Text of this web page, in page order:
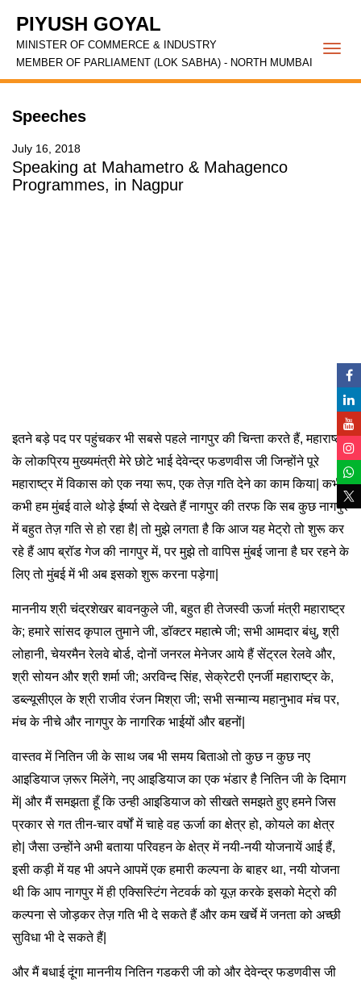
PIYUSH GOYAL
MINISTER OF COMMERCE & INDUSTRY
MEMBER OF PARLIAMENT (LOK SABHA) - NORTH MUMBAI
Speeches
July 16, 2018
Speaking at Mahametro & Mahagenco
Programmes, in Nagpur
इतने बड़े पद पर पहुंचकर भी सबसे पहले नागपुर की चिन्ता करते हैं, महाराष्ट्र
के लोकप्रिय मुख्यमंत्री मेरे छोटे भाई देवेन्द्र फडणवीस जी जिन्होंने पूरे
महाराष्ट्र में विकास को एक नया रूप, एक तेज़ गति देने का काम किया| कभी-
कभी हम मुंबई वाले थोड़े ईर्ष्या से देखते हैं नागपुर की तरफ कि सब कुछ नागपुर
में बहुत तेज़ गति से हो रहा है| तो मुझे लगता है कि आज यह मेट्रो तो शुरू कर
रहे हैं आप ब्रॉड गेज की नागपुर में, पर मुझे तो वापिस मुंबई जाना है घर रहने के
लिए तो मुंबई में भी अब इसको शुरू करना पड़ेगा|
माननीय श्री चंद्रशेखर बावनकुले जी, बहुत ही तेजस्वी ऊर्जा मंत्री महाराष्ट्र
के; हमारे सांसद कृपाल तुमाने जी, डॉक्टर महात्मे जी; सभी आमदार बंधु, श्री
लोहानी, चेयरमैन रेलवे बोर्ड, दोनों जनरल मेनेजर आये हैं सेंट्रल रेलवे और,
श्री सोयन और श्री शर्मा जी; अरविन्द सिंह, सेक्रेटरी एनर्जी महाराष्ट्र के,
डब्ल्यूसीएल के श्री राजीव रंजन मिश्रा जी; सभी सन्मान्य महानुभाव मंच पर,
मंच के नीचे और नागपुर के नागरिक भाईयों और बहनों|
वास्तव में नितिन जी के साथ जब भी समय बिताओ तो कुछ न कुछ नए
आइडियाज ज़रूर मिलेंगे, नए आइडियाज का एक भंडार है नितिन जी के दिमाग
में| और मैं समझता हूँ कि उन्ही आइडियाज को सीखते समझते हुए हमने जिस
प्रकार से गत तीन-चार वर्षों में चाहे वह ऊर्जा का क्षेत्र हो, कोयले का क्षेत्र
हो| जैसा उन्होंने अभी बताया परिवहन के क्षेत्र में नयी-नयी योजनायें आई हैं,
इसी कड़ी में यह भी अपने आपमें एक हमारी कल्पना के बाहर था, नयी योजना
थी कि आप नागपुर में ही एक्सिस्टिंग नेटवर्क को यूज़ करके इसको मेट्रो की
कल्पना से जोड़कर तेज़ गति भी दे सकते हैं और कम खर्चे में जनता को अच्छी
सुविधा भी दे सकते हैं|
और मैं बधाई दूंगा माननीय नितिन गडकरी जी को और देवेन्द्र फडणवीस जी